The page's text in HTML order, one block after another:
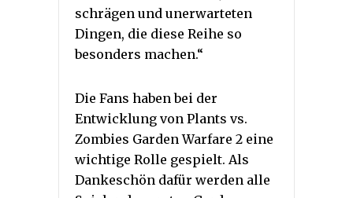
schrägen und unerwarteten
Dingen, die diese Reihe so
besonders machen.“
Die Fans haben bei der
Entwicklung von Plants vs.
Zombies Garden Warfare 2 eine
wichtige Rolle gespielt. Als
Dankeschön dafür werden alle